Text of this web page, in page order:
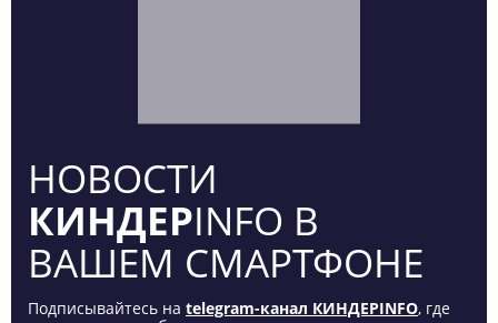
НОВОСТИ
КИНДЕРINFO В
ВАШЕМ СМАРТФОНЕ
Подписывайтесь на telegram-канал КИНДЕРINFO, где